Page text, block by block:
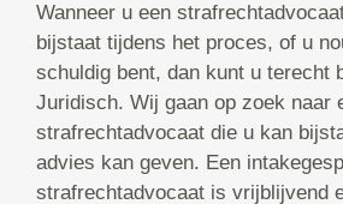
Wanneer u een
bijstaat tijdens het proces, of u
schuldig bent, dan kunt u terecht
Juridisch. Wij gaan op zoek naar
strafrechtadvocaat die u kan
advies kan geven. Een
strafrechtadvocaat is vrijblijvend